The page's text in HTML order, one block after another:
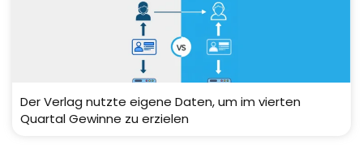
Der Verlag nutzte eigene Daten, um im vierten
Quartal Gewinne zu erzielen